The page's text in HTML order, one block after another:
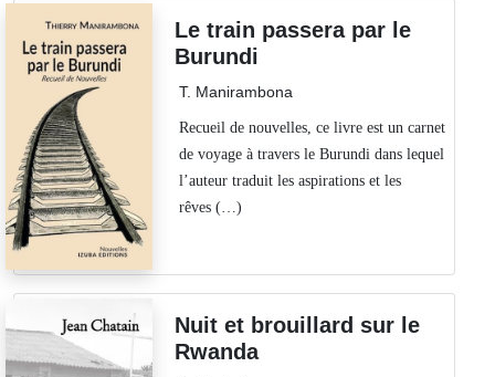
Le train passera par le
Burundi
T. Manirambona
Recueil de nouvelles, ce livre est un carnet
de voyage à travers le Burundi dans lequel
l’auteur traduit les aspirations et les
rêves (…)
Nuit et brouillard sur le
Rwanda